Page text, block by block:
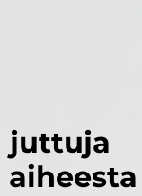
juttuja